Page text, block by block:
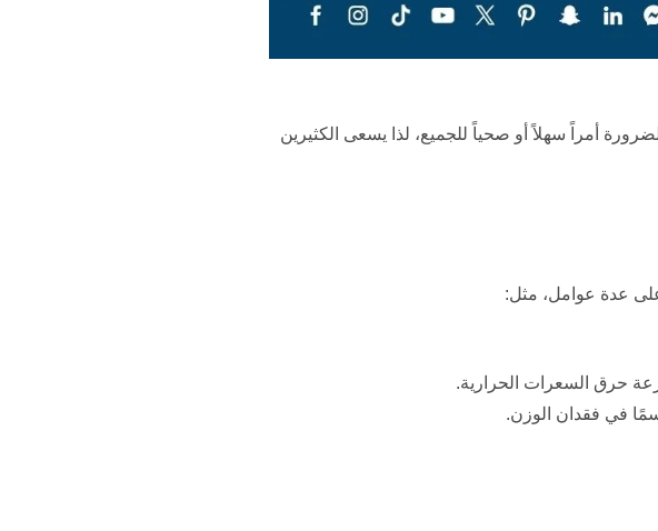
أمراً سهلاً أو صحياً للجميع، لذا يسعى الكثيرين
حرق السعرات الحرارية.
في فقدان الوزن.